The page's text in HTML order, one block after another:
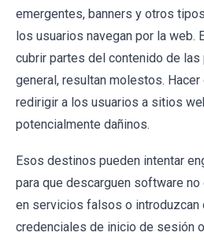
emergentes, banners y otros
los usuarios navegan por la web.
cubrir partes del contenido de
general, resultan molestos.
redirigir a los usuarios a sitios
potencialmente dañinos.
Esos destinos pueden intentar
para que descarguen software
en servicios falsos o introduzcan
credenciales de inicio de sesión